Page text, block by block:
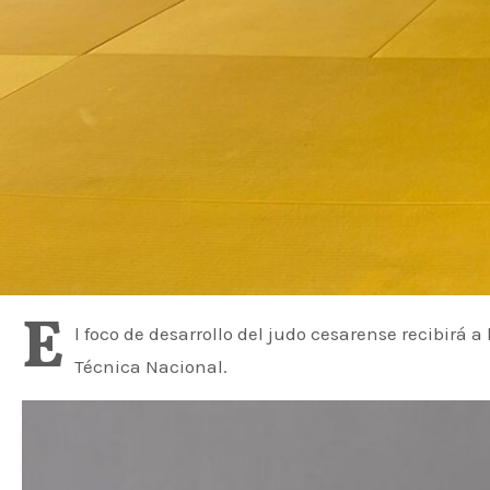
E l foco de desarrollo del judo cesarense recibirá
Técnica Nacional.